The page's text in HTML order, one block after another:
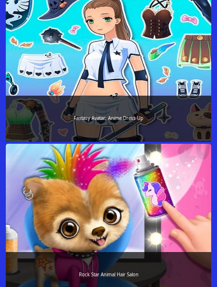
Fantasy Avatar: Anime Dress Up
Rock Star Animal Hair Salon